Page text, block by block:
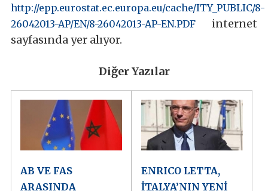
http://epp.eurostat.ec.europa.eu/cache/ITY_PUBLIC/8-
26042013-AP/EN/8-26042013-AP-EN.PDFinternet
sayfasında yer alıyor.
Diğer Yazılar
AB VE FAS
ARASINDA
ENRICO LETTA,
İTALYA’NIN YENİ